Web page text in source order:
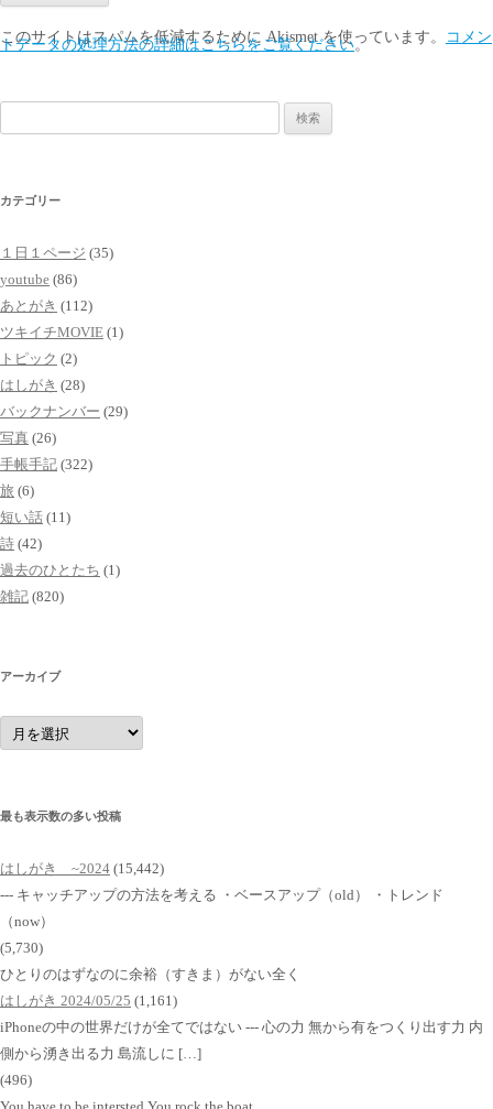
このサイトはスパムを低減するために Akismet を使っています。 コメン
トデータの処理方法の詳細はこちらをご覧ください。
索:
カテゴリー
１日１ページ (35)
youtube (86)
あとがき (112)
ツキイチMOVIE (1)
トピック (2)
はしがき (28)
バックナンバー (29)
写真 (26)
手帳手記 (322)
旅 (6)
短い話 (11)
詩 (42)
過去のひとたち (1)
雑記 (820)
アーカイブ
ア
イ
ブ
最も表示数の多い投稿
はしがき ~2024 (15,442)
--- キャッチアップの方法を考える ・ベースアップ（old） ・トレンド
（now）
(5,730)
ひとりのはずなのに余裕（すきま）がない全く
はしがき 2024/05/25 (1,161)
iPhoneの中の世界だけが全てではない --- 心の力 無から有をつくり出す力 内
側から湧き出る力 島流しに […]
(496)